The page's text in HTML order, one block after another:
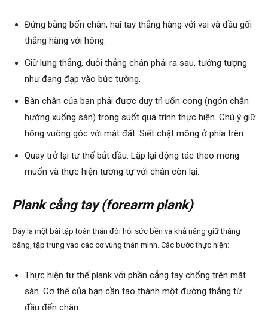
Đứng bằng bốn chân, hai tay thẳng hàng với vai và đầu gối
thẳng hàng với hông.
Giữ lưng thẳng, duỗi thẳng chân phải ra sau, tưởng tượng
như đang đạp vào bức tường.
Bàn chân của bạn phải được duy trì uốn cong (ngón chân
hướng xuống sàn) trong suốt quá trình thực hiện. Chú ý giữ
hông vuông góc với mặt đất. Siết chặt mông ở phía trên.
Quay trở lại tư thế bắt đầu. Lặp lại động tác theo mong
muốn và thực hiện tương tự với chân còn lại.
Plank cẳng tay (forearm plank)
Đây là một bài tập toàn thân đòi hỏi sức bền và khả năng giữ thăng
bằng, tập trung vào các cơ vùng thân mình. Các bước thực hiện:
Thực hiện tư thế plank với phần cẳng tay chống trên mặt
sàn. Cơ thể của bạn cần tạo thành một đường thẳng từ
đầu đến chân.